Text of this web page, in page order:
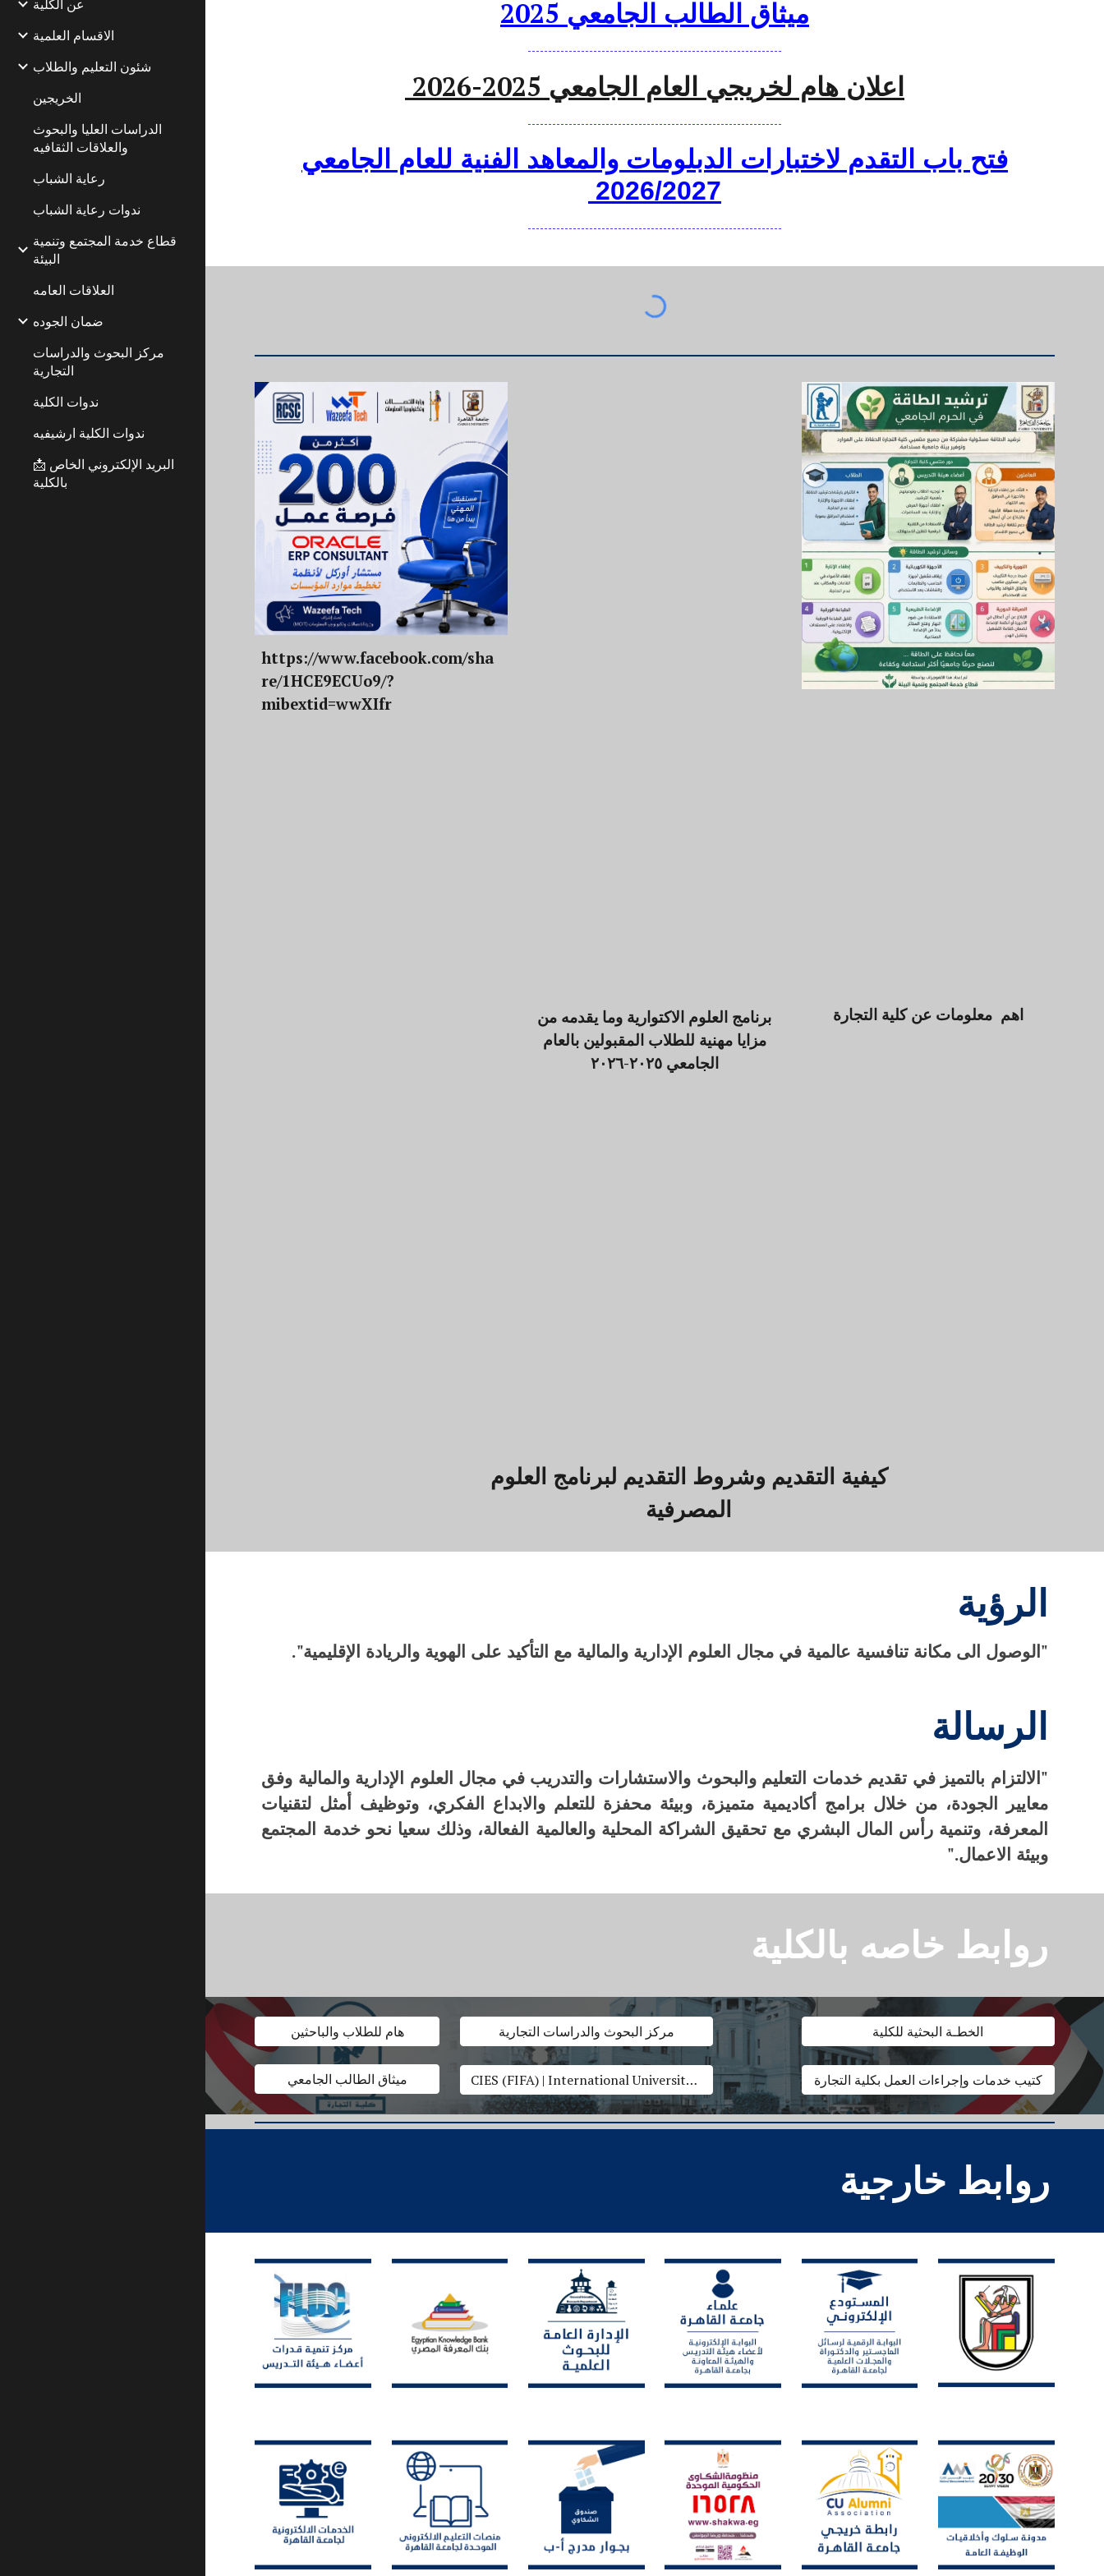
عن الكلية
الاقسام العلمية
شئون التعليم والطلاب
الخريجين
الدراسات العليا والبحوث
والعلاقات الثقافيه
رعاية الشباب
ندوات رعاية الشباب
قطاع خدمة المجتمع وتنمية
البيئة
العلاقات العامه
ضمان الجوده
مركز البحوث والدراسات
التجارية
ندوات الكلية
ندوات الكلية ارشيفيه
📩 البريد الإلكتروني الخاص
بالكلية
ميثاق الطالب الجامعي 2025
--------------------------------------------------------------
اعلان هام لخريجي العام الجامعي 2025-2026
--------------------------------------------------------------
فتح باب التقدم لاختبارات الدبلومات والمعاهد الفنية للعام الجامعي
2026/2027
--------------------------------------------------------------
https://www.facebook.com/sha
re/1HCE9ECUo9/?
mibextid=wwXIfr
برنامج العلوم الاكتوارية وما يقدمه من
مزايا مهنية للطلاب المقبولين بالعام
الجامعي ٢٠٢٥-٢٠٢٦
اهم معلومات عن كلية التجارة
كيفية التقديم وشروط التقديم لبرنامج العلوم
المصرفية
الرؤية
"الوصول الى مكانة تنافسية عالمية في مجال العلوم الإدارية والمالية مع التأكيد على الهوية والريادة الإقليمية".
الرسالة
"الالتزام بالتميز في تقديم خدمات التعليم والبحوث والاستشارات والتدريب في مجال العلوم الإدارية والمالية وفق
معايير الجودة، من خلال برامج أكاديمية متميزة، وبيئة محفزة للتعلم والابداع الفكري، وتوظيف أمثل لتقنيات
المعرفة، وتنمية رأس المال البشري مع تحقيق الشراكة المحلية والعالمية الفعالة، وذلك سعيا نحو خدمة المجتمع
وبيئة الاعمال."
روابط خاصه بالكلية
هام للطلاب والباحثين
ميثاق الطالب الجامعي
مركز البحوث والدراسات التجارية
CIES (FIFA) | International University Network
الخطـة البحثية للكلية
كتيب خدمات وإجراءات العمل بكلية التجارة
روابط خارجية